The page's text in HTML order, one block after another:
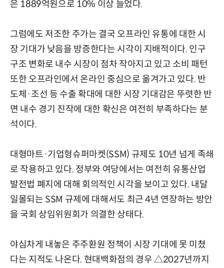
은 1889억원으로 10% 이상 늘었다.
그럼에도 저조한 주가는 결국 오프라인 유통에 대한 시
장 기대가 낮음을 방증한다는 시각이 지배적이다. 인구
구조 변화로 내수 시장이 점차 작아지고 있고 소비 패턴
또한 오프라인에서 온라인 중심으로 옮겨가고 있다. 반
도체·조선 등 수출 확대에 대한 시장 기대감은 뚜렷한 반
면 내수 경기 진작에 대한 확신은 여전히 부족하다는 분
석이다.
대형마트·기업형슈퍼마켓(SSM) 규제도 10년 넘게 족쇄
로 작용하고 있다. 정부와 여당에서는 여전히 유통산업
발전법 폐지에 대해 회의적인 시각을 보이고 있다. 내달
일몰되는 SSM 규제에 대해서도 최근 4년 연장하는 방안
을 국회 상임위원회가 의결한 상태다.
야심차게 내놓은 주주환원 정책이 시장 기대에 못 미쳤
다는 지적도 나온다. 현대백화점의 경우 △2027년까지